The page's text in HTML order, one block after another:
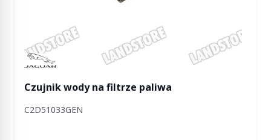
Manufactured by Jaguar
Czujnik wody na filtrze paliwa
C2D51033GEN